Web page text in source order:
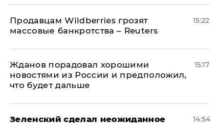
Продавцам Wildberries грозят
массовые банкротства – Reuters
15:22
Жданов порадовал хорошими
новостями из России и предположил,
что будет дальше
15:17
Зеленский сделал неожиданное
14:54